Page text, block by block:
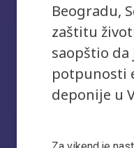
Beogradu,
zaštitu
saopštio da
potpunosti
deponije u